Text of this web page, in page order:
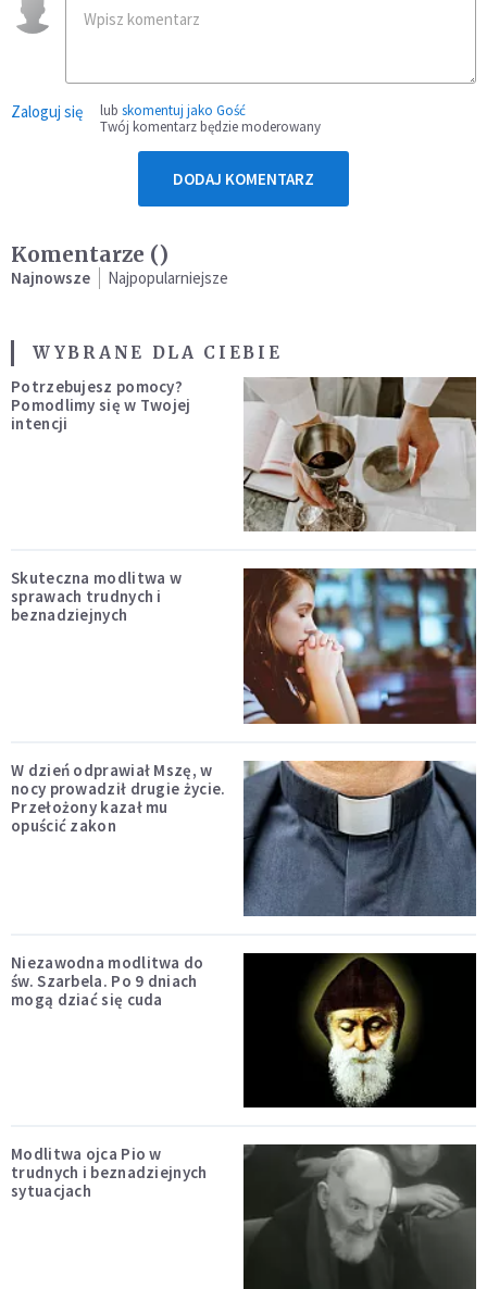
Zaloguj się lub skomentuj jako Gość
Twój komentarz będzie moderowany
DODAJ KOMENTARZ
Komentarze ()
Najnowsze Najpopularniejsze
WYBRANE DLA CIEBIE
Potrzebujesz pomocy?
Pomodlimy się w Twojej
intencji
Skuteczna modlitwa w
sprawach trudnych i
beznadziejnych
W dzień odprawiał Mszę, w
nocy prowadził drugie życie.
Przełożony kazał mu
opuścić zakon
Niezawodna modlitwa do
św. Szarbela. Po 9 dniach
mogą dziać się cuda
Modlitwa ojca Pio w
trudnych i beznadziejnych
sytuacjach